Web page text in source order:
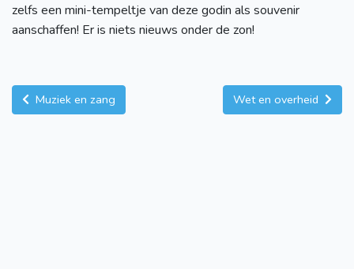
zelfs een mini-tempeltje van deze godin als souvenir
aanschaffen! Er is niets nieuws onder de zon!
Muziek en zang Wet en overheid